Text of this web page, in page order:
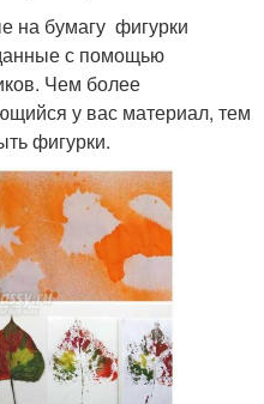
на бумагу фигурки
с помощью
Чем более
у вас материал, тем
фигурки.